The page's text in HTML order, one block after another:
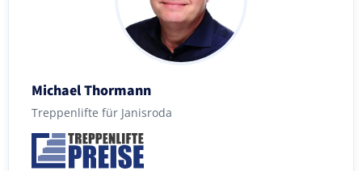
Michael Thormann
Treppenlifte für Janisroda